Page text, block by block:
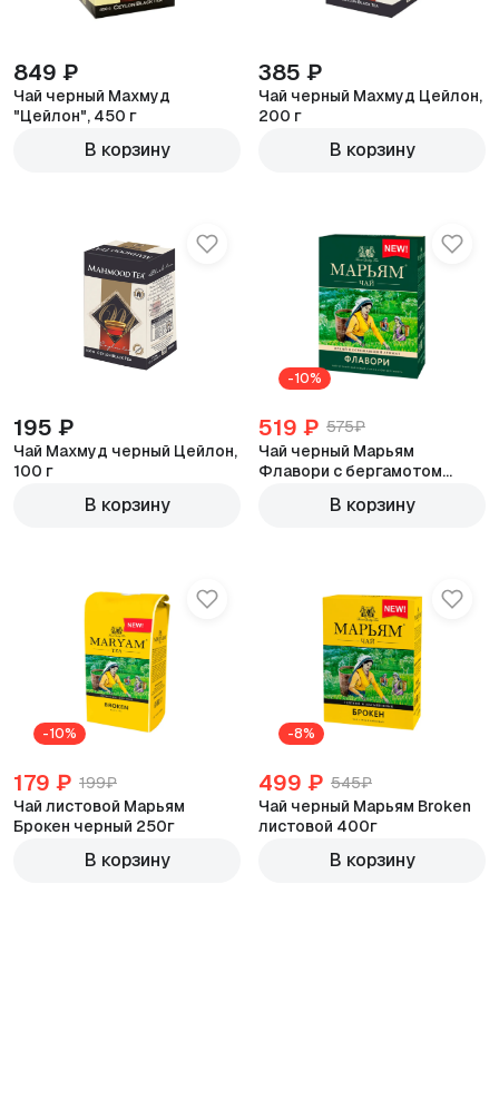
849 ₽
Чай черный Махмуд
"Цейлон", 450 г
В корзину
385 ₽
Чай черный Махмуд Цейлон,
200 г
В корзину
195 ₽
Чай Махмуд черный Цейлон,
100 г
В корзину
-10%
519 ₽ 575₽
Чай черный Марьям
Флавори с бергамотом
В корзину
-10%
179 ₽ 199₽
Чай листовой Марьям
Брокен черный 250г
В корзину
-8%
499 ₽ 545₽
Чай черный Марьям Broken
листовой 400г
В корзину